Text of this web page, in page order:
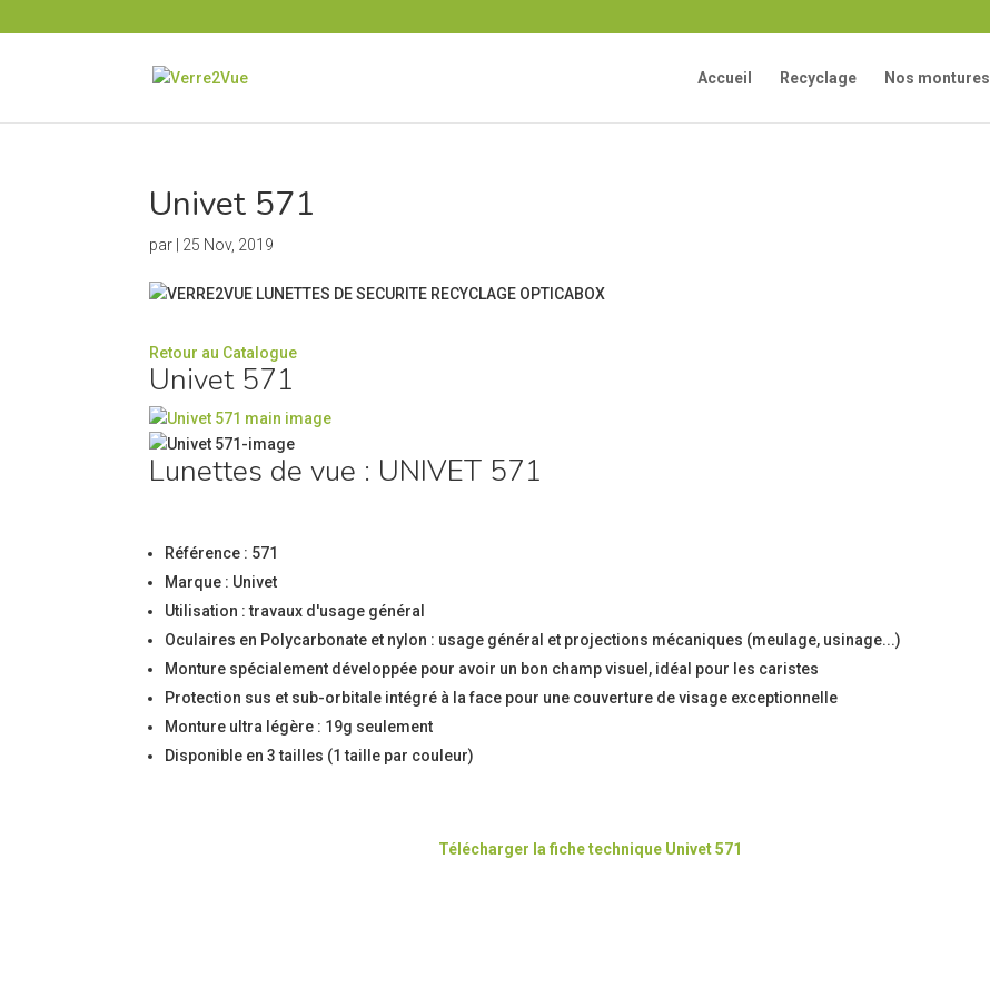
Accueil Recyclage Nos montures
Univet 571
par 25 Nov, 2019
Retour au Catalogue
Univet 571
Lunettes de vue : UNIVET 571
Référence : 571
Marque : Univet
Utilisation : travaux d'usage général
Oculaires en Polycarbonate et nylon : usage général et projections mécaniques (meulage, usinage...)
Monture spécialement développée pour avoir un bon champ visuel, idéal pour les caristes
Protection sus et sub-orbitale intégré à la face pour une couverture de visage exceptionnelle
Monture ultra légère : 19g seulement
Disponible en 3 tailles (1 taille par couleur)
Télécharger la fiche technique Univet 571